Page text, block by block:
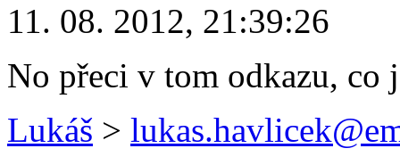
11. 08. 2012, 21:39:26
No přeci v tom odkazu, co
Lukáš >